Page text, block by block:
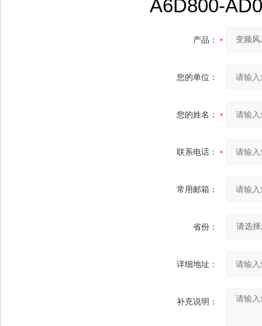
A6D800-
产品：
您的单位：
您的姓名：
联系电话：
常用邮箱：
省份：
详细地址：
补充说明：